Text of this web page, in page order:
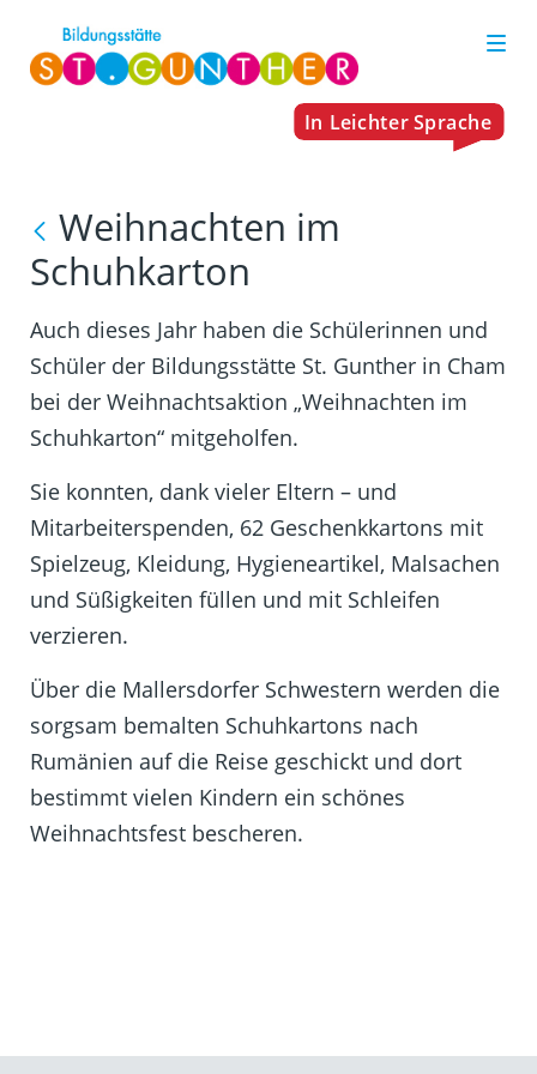
Weihnachten im
Schuhkarton
Auch dieses Jahr haben die Schülerinnen und
Schüler der Bildungsstätte St. Gunther in Cham
bei der Weihnachtsaktion „Weihnachten im
Schuhkarton“ mitgeholfen.
Sie konnten, dank vieler Eltern – und
Mitarbeiterspenden, 62 Geschenkkartons mit
Spielzeug, Kleidung, Hygieneartikel, Malsachen
und Süßigkeiten füllen und mit Schleifen
verzieren.
Über die Mallersdorfer Schwestern werden die
sorgsam bemalten Schuhkartons nach
Rumänien auf die Reise geschickt und dort
bestimmt vielen Kindern ein schönes
Weihnachtsfest bescheren.